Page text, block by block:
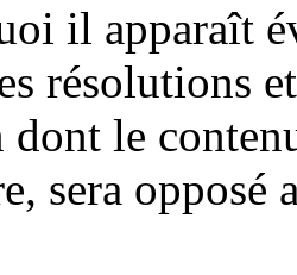
il apparaît
résolutions
dont le
sera opposé